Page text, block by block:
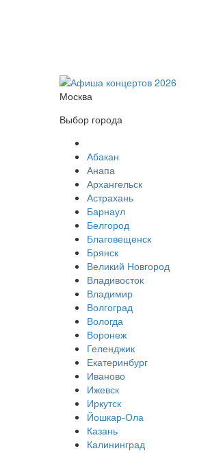
Москва
Выбор города
Абакан
Анапа
Архангельск
Астрахань
Барнаул
Белгород
Благовещенск
Брянск
Великий Новгород
Владивосток
Владимир
Волгоград
Вологда
Воронеж
Геленджик
Екатеринбург
Иваново
Ижевск
Иркутск
Йошкар-Ола
Казань
Калининград